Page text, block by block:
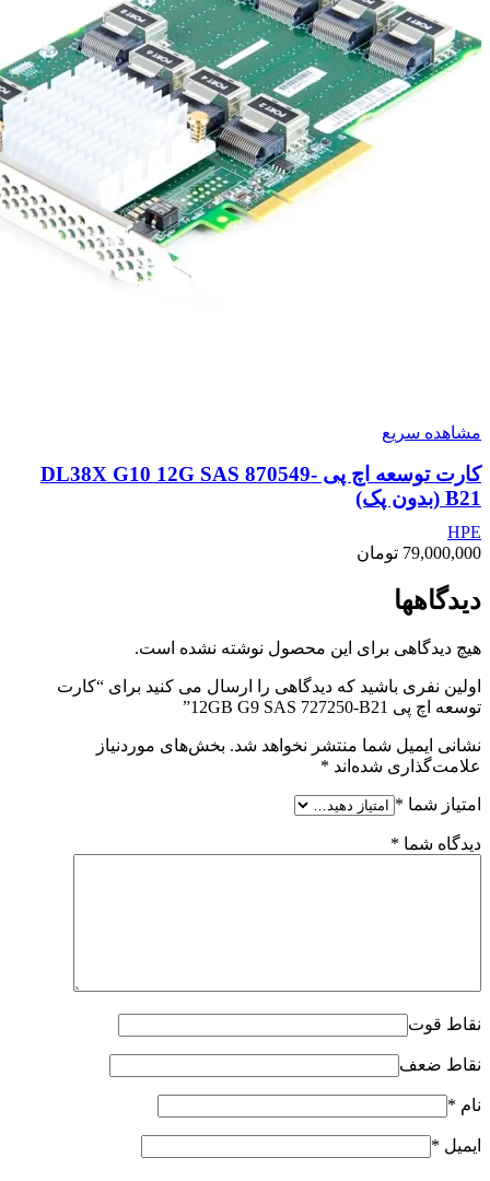
مشاهده سریع
کارت توسعه اچ پی DL38X G10 12G SAS 870549-
B21 (بدون پک)
HPE
79,000,000 تومان
دیدگاهها
هیچ دیدگاهی برای این محصول نوشته نشده است.
اولین نفری باشید که دیدگاهی را ارسال می کنید برای “کارت
توسعه اچ پی 12GB G9 SAS 727250-B21”
نشانی ایمیل شما منتشر نخواهد شد. بخش‌های موردنیاز
علامت‌گذاری شده‌اند *
امتیاز شما *
دیدگاه شما *
نقاط قوت
نقاط ضعف
نام *
ایمیل *